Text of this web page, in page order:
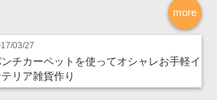
more
03/27
チカーペットを使ってオシャレお手軽イ
テリア雑貨作り